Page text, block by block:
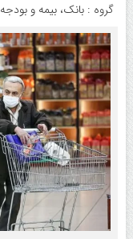
گروه :بانک، بیمه و بودجه